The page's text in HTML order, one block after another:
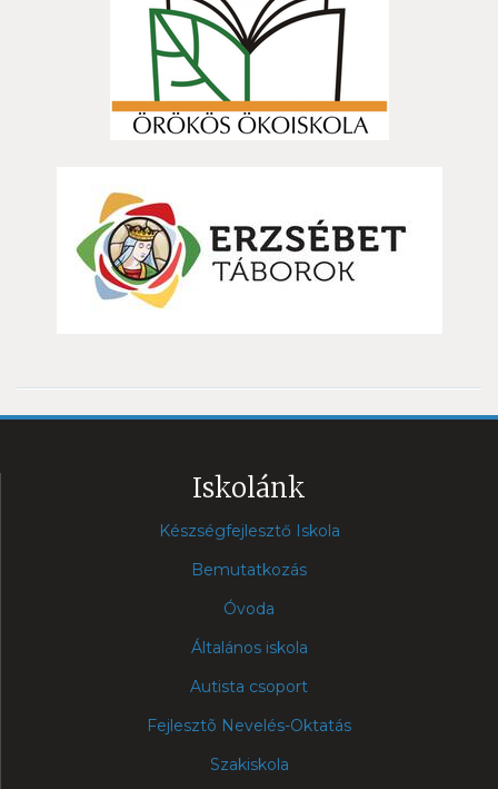
Iskolánk
Készségfejlesztő Iskola
Bemutatkozás
Óvoda
Általános iskola
Autista csoport
Fejlesztõ Nevelés-Oktatás
Szakiskola